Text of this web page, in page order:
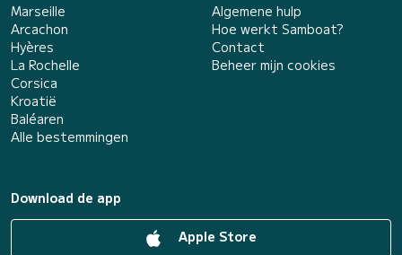
Marseille
Arcachon
Hyères
La Rochelle
Corsica
Kroatië
Baléaren
Alle bestemmingen
Algemene hulp
Hoe werkt Samboat?
Contact
Beheer mijn cookies
Download de app
Apple Store